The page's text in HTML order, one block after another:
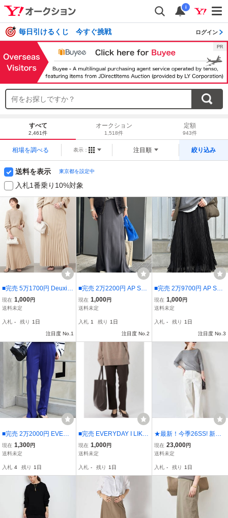
i
毎日引けるくじ 今すぐ挑戦 ログイン
すべて
2,461件
オークション
1,518件
定額
943件
相場を調べる 表示： 注目順 絞り込み
送料を表示 東京都を設定中
入札1番乗り10%対象
■完売 5万1700円 Deuxie
me Classe beauty pleate
d スカート 36
現在 1,000円
送料未定
入札 - 残り 1日
注目度 No.1
■完売 2万2200円 AP STU
DIO フィブリルキュプラ
スカート 38
現在 1,000円
送料未定
入札 1 残り 1日
注目度 No.2
■完売 2万9700円 AP STU
DIO SCENTOF プリーツ
スカート 38
現在 1,000円
送料未定
入札 - 残り 1日
注目度 No.3
■完売 2万2000円 EVERY
DAY I LIKE. 裾ZIP パンツ
38 アパルトモン購入
現在 1,300円
送料未定
入札 4 残り 1日
■完売 EVERYDAY I LIKE.
裾ZIP パンツ 38 アパルト
モン購入
現在 1,000円
送料未定
入札 - 残り 1日
★最新！今季26SS! 新品
未使用 Deuxieme classe
Loose Jeans 36 ★30,8
お品です★購入時のまま
です♪
現在 23,000円
送料未定
入札 - 残り 1日